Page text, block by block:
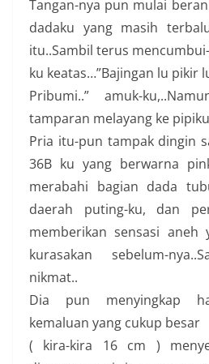
Tangan-nya pun mulai
dadaku yang masih
itu..Sambil terus
ku keatas…”Bajingan lu pikir
Pribumi..” amuk-
tamparan melayang ke
Pria itu-pun tampak dingin
36B ku yang berwarna
merabahi bagian dada
daerah puting-ku, dan
memberikan sensasi aneh
kurasakan sebelum-
nikmat..
Dia pun menyingkap
kemaluan yang cukup besar
( kira-kira 16 cm )